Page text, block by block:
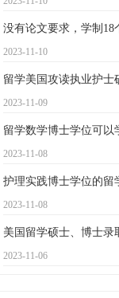
没有论文要求，学制18
2023-11-10
留学美国攻读执业护士
2023-11-09
留学数学博士学位可以
2023-11-08
护理实践博士学位的留
2023-11-08
美国留学硕士、博士录
2023-11-06